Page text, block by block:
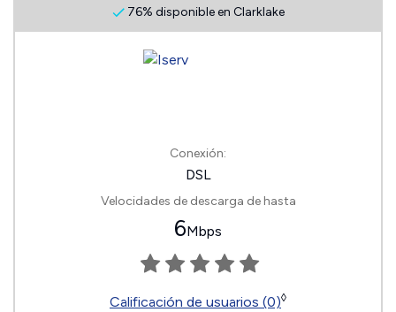
76% disponible en Clarklake
Conexión:
DSL
Velocidades de descarga de hasta
6Mbps
Calificación de usuarios (0)◊